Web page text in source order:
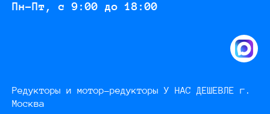
Пн-Пт, с 9:00 до 18:00
Редукторы и мотор-редукторы У НАС ДЕШЕВЛЕ г.
Москва